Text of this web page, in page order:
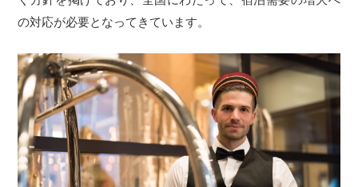
の対応が必要となってきています。